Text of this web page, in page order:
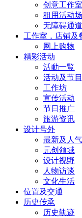
创意工作
租用活动
无障碍通
工作室，店铺及
网上购物
精彩活动
活動一覧
活动及节目
工作坊
宣传活动
节日推广
旅游资讯
设计号外
最新及人
元创领域
设计视野
人物访谈
文化生活
位置及交通
历史传承
历史轨迹